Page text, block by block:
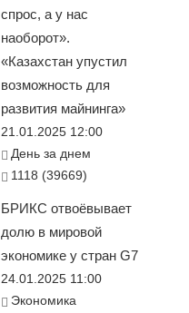
спрос, а у нас
наоборот».
«Казахстан упустил
возможность для
развития майнинга»
21.01.2025 12:00
День за днем
1118 (39669)
БРИКС отвоёвывает
долю в мировой
экономике у стран G7
24.01.2025 11:00
Экономика